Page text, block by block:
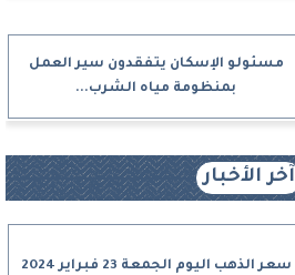
مسئولو الإسكان يتفقدون سير العمل
بمنظومة مياه الشرب...
آخر الأخبار
سعر الذهب اليوم الجمعة 23 فبراير 2024